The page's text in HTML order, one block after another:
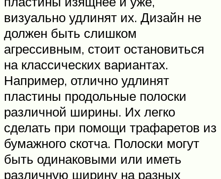
визуально удлинят их. Дизайн не
должен быть слишком
агрессивным, стоит остановиться
на классических вариантах.
Например, отлично удлинят
пластины продольные полоски
различной ширины. Их легко
сделать при помощи трафаретов из
бумажного скотча. Полоски могут
быть одинаковыми или иметь
различную ширину на разных